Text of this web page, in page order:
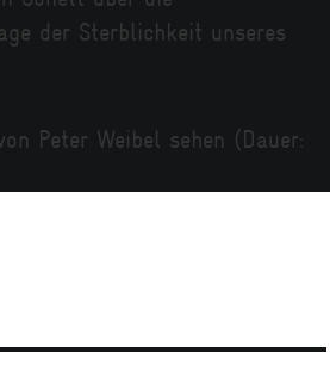
der Sterblichkeit unseres
Peter Weibel sehen (Dauer: